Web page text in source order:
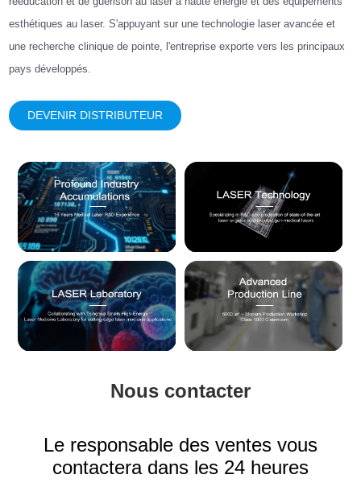
esthétiques au laser. S'appuyant sur une technologie laser avancée et
une recherche clinique de pointe, l'entreprise exporte vers les principaux
pays développés.
DEVENIR DISTRIBUTEUR
Nous contacter
Le responsable des ventes vous
contactera dans les 24 heures